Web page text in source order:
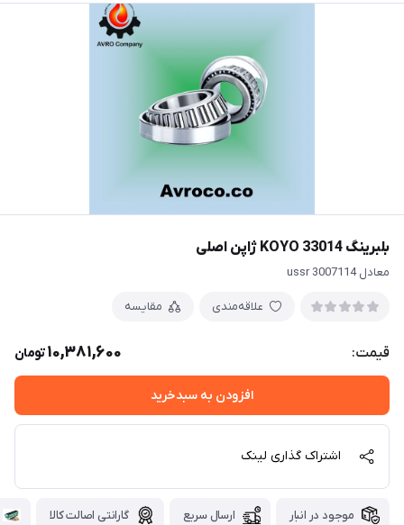
بلبرینگ 33014 KOYO ژاپن اصلی
معادل 3007114 ussr
علاقه‌مندی مقایسه
قیمت: 10,381,600تومان
افزودن به سبدخرید
اشتراک گذاری لینک
موجود در انبار ارسال سریع گارانتی اصالت کالا